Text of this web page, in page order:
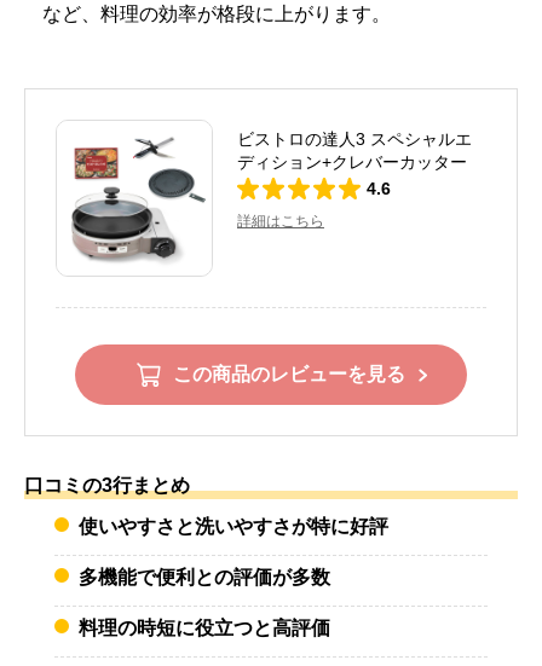
など、料理の効率が格段に上がります。
ビストロの達人3 スペシャルエ
ディション+クレバーカッター
4.6
詳細はこちら
この商品のレビューを見る
口コミの3行まとめ
使いやすさと洗いやすさが特に好評
多機能で便利との評価が多数
料理の時短に役立つと高評価